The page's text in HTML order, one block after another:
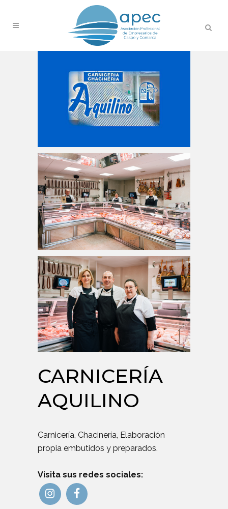
CARNICERÍA
AQUILINO
Carnicería, Chacinería, Elaboración
propia embutidos y preparados.
Visita sus redes sociales: